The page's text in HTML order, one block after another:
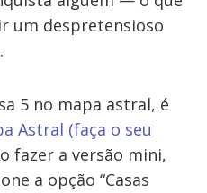
um despretensioso
5 no mapa astral, é
Astral (faça o seu
fazer a versão mini,
a opção “Casas